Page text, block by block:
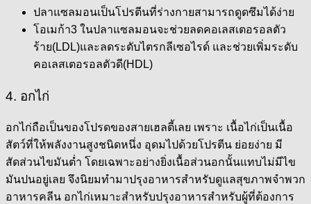
ปลาแซลมอนเป็นโปรตีนที่ร่างกายสามารถดูดซึมได้ง่าย
โอเมก้า3 ในปลาแซลมอนจะช่วยลดคอเลสเตอรอลตัว
ร้าย(LDL)และลดระดับไตรกลีเซอไรด์ และช่วยเพิ่มระดับ
คอเลสเตอรอลตัวดี(HDL)
4. อกไก่
อกไก่ถือเป็นของโปรดของสายเฮลตี้เลย เพราะ เนื้อไก่เป็นเนื้อ
สัตว์ที่ให้พลังงานสูงชนิดหนึ่ง อุดมไปด้วยโปรตีน ย่อยง่าย มี
สัดส่วนไขมันต่ำ โดยเฉพาะอย่างยิ่งเนื้อส่วนอกนั้นแทบไม่มีไข
มันปนอยู่เลย จึงนิยมทำมาปรุงอาหารสำหรับดูแลสุขภาพจำพวก
อาหารคลีน อกไก่เหมาะสำหรับปรุงอาหารสำหรับผู้ที่ต้องการ